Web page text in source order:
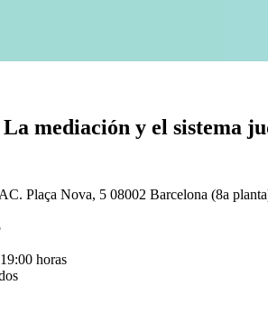
mediación y el sistema
Plaça Nova, 5 08002 Barcelona (8a
horas